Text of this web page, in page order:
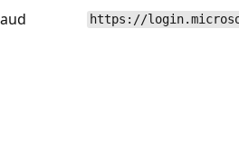
aud https://